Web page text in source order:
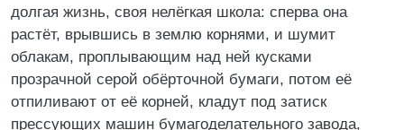
долгая жизнь, своя нелёгкая школа: сперва она
растёт, врывшись в землю корнями, и шумит
облакам, проплывающим над ней кусками
прозрачной серой обёрточной бумаги, потом её
отпиливают от её корней, кладут под затиск
прессующих машин бумагоделательного завода,